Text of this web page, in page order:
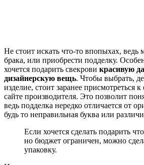
Не стоит искать что-то впопыхах, ведь
брака, или приобрести подделку.
хочется подарить свекрови красивую
дизайнерскую вещь. Чтобы выбрать,
изделие, стоит заранее присмотреться
сайте производителя. Это позволит
ведь подделка нередко отличается от
будь то неправильная буква или
Если хочется сделать подарить
но бюджет ограничен, можно
упаковку.